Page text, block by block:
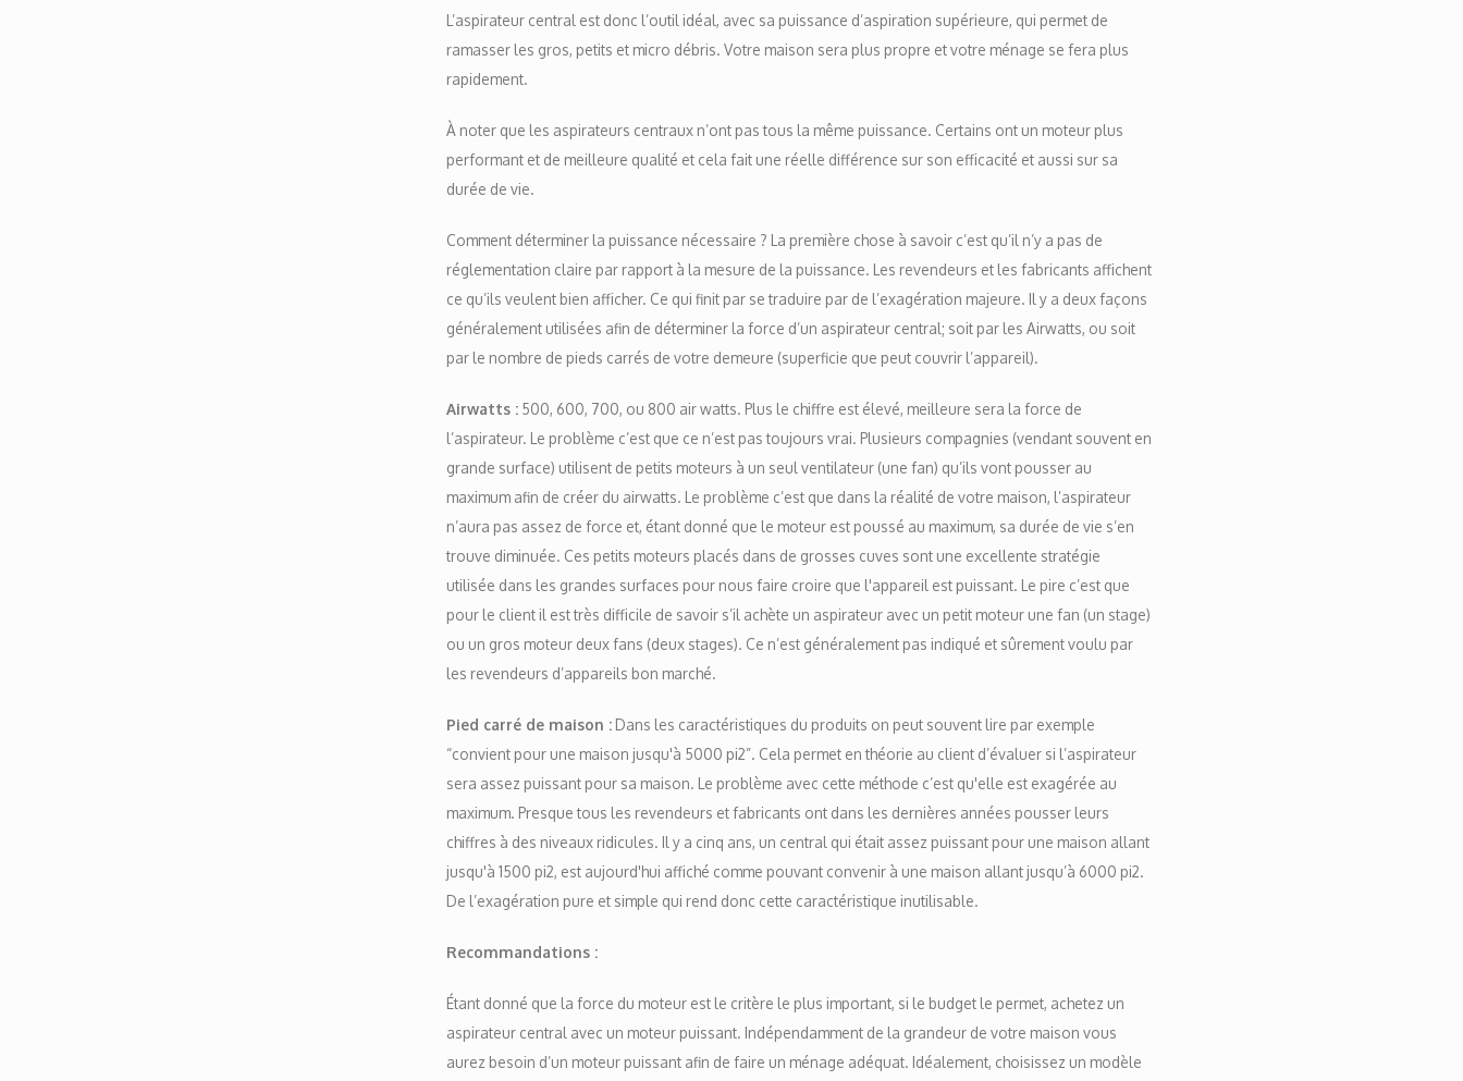
L’aspirateur central est donc l’outil idéal, avec sa puissance d’aspiration supérieure, qui permet de
ramasser les gros, petits et micro débris. Votre maison sera plus propre et votre ménage se fera plus
rapidement.
À noter que les aspirateurs centraux n’ont pas tous la même puissance. Certains ont un moteur plus
performant et de meilleure qualité et cela fait une réelle différence sur son efficacité et aussi sur sa
durée de vie.
Comment déterminer la puissance nécessaire ? La première chose à savoir c’est qu’il n’y a pas de
réglementation claire par rapport à la mesure de la puissance. Les revendeurs et les fabricants affichent
ce qu’ils veulent bien afficher. Ce qui finit par se traduire par de l’exagération majeure. Il y a deux façons
généralement utilisées afin de déterminer la force d’un aspirateur central; soit par les Airwatts, ou soit
par le nombre de pieds carrés de votre demeure (superficie que peut couvrir l’appareil).
Airwatts :500, 600, 700, ou 800 air watts. Plus le chiffre est élevé, meilleure sera la force de
l’aspirateur. Le problème c’est que ce n’est pas toujours vrai. Plusieurs compagnies (vendant souvent en
grande surface) utilisent de petits moteurs à un seul ventilateur (une fan) qu’ils vont pousser au
maximum afin de créer du airwatts. Le problème c’est que dans la réalité de votre maison, l’aspirateur
n’aura pas assez de force et, étant donné que le moteur est poussé au maximum, sa durée de vie s’en
trouve diminuée. Ces petits moteurs placés dans de grosses cuves sont une excellente stratégie
utilisée dans les grandes surfaces pour nous faire croire que l'appareil est puissant. Le pire c’est que
pour le client il est très difficile de savoir s’il achète un aspirateur avec un petit moteur une fan (un stage)
ou un gros moteur deux fans (deux stages). Ce n’est généralement pas indiqué et sûrement voulu par
les revendeurs d’appareils bon marché.
Pied carré de maison :Dans les caractéristiques du produits on peut souvent lire par exemple
“convient pour une maison jusqu'à 5000 pi2”. Cela permet en théorie au client d’évaluer si l’aspirateur
sera assez puissant pour sa maison. Le problème avec cette méthode c’est qu'elle est exagérée au
maximum. Presque tous les revendeurs et fabricants ont dans les dernières années pousser leurs
chiffres à des niveaux ridicules. Il y a cinq ans, un central qui était assez puissant pour une maison allant
jusqu'à 1500 pi2, est aujourd'hui affiché comme pouvant convenir à une maison allant jusqu’à 6000 pi2.
De l’exagération pure et simple qui rend donc cette caractéristique inutilisable.
Recommandations :
Étant donné que la force du moteur est le critère le plus important, si le budget le permet, achetez un
aspirateur central avec un moteur puissant. Indépendamment de la grandeur de votre maison vous
aurez besoin d’un moteur puissant afin de faire un ménage adéquat. Idéalement, choisissez un modèle